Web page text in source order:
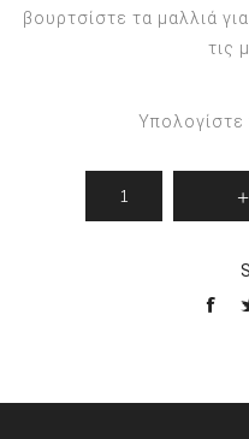
βουρτσίστε τα μαλλιά
τις
Υπολογίστε